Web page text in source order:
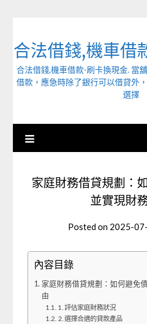
合法借錢,機車借
合法借錢,機車借款-刷卡換現金. 當
借款，應急時除了銀行可以借貸外
選擇
家庭財務借貸規劃：
並實現財
Posted on 2025-
內容目錄
家庭財務借貸規劃：如何避免
由
1. 評估家庭財務狀況
2. 選擇合適的貸款產品